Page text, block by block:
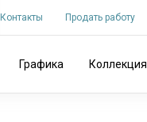
Контакты Продать работу
Графика Коллекция